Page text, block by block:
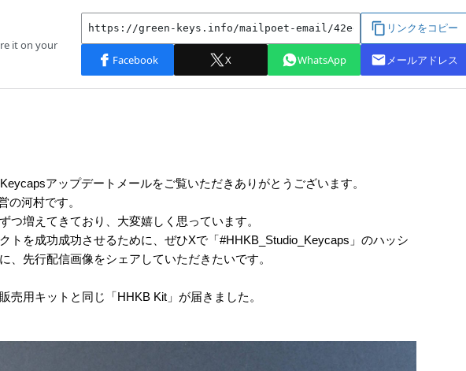
アップデートメールをご覧いただきありがとうございます。
の河村です。
つ増えてきており、大変嬉しく思っています。
トを成功成功させるために、ぜひXで「#HHKB_Studio_Keycaps」のハッシ
、先行配信画像をシェアしていただきたいです。
売用キットと同じ「HHKB Kit」が届きました。